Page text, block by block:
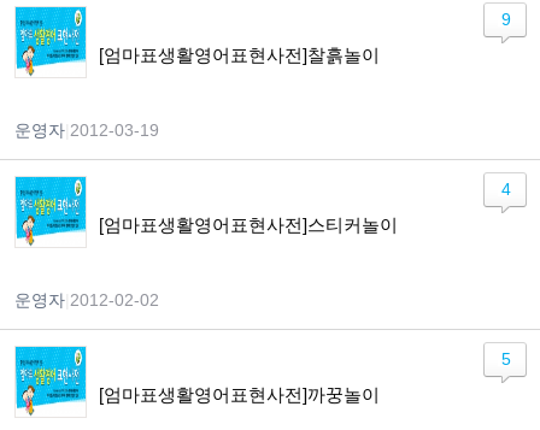
[엄마표생활영어표현사전]찰흙놀이
운영자 2012-03-19
9
[엄마표생활영어표현사전]스티커놀이
운영자 2012-02-02
4
[엄마표생활영어표현사전]까꿍놀이
5